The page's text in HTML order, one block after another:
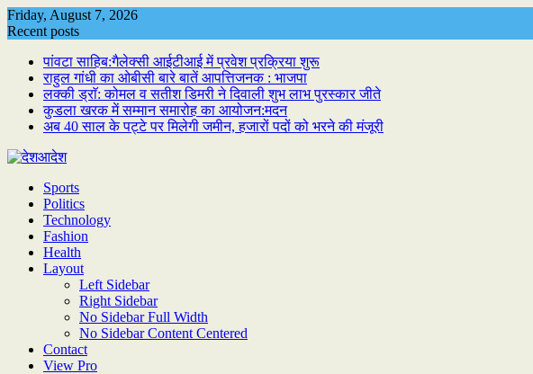
Skip
to
Friday, August 7, 2026
Recent posts
पांवटा साहिब:गैलेक्सी आईटीआई में प्रवेश प्रक्रिया शुरू
राहुल गांधी का ओबीसी बारे बातें आपत्तिजनक : भाजपा
लक्की ड्राॅ: कोमल व सतीश डिमरी ने दिवाली शुभ लाभ पुरस्कार जीते
कुडला खरक में सम्मान समारोह का आयोजन:मदन
अब 40 साल के पट्टे पर मिलेगी जमीन, हजारों पदों को भरने की मंजूरी
Sports
Politics
Technology
Fashion
Health
Layout
Left Sidebar
Right Sidebar
No Sidebar Full Width
No Sidebar Content Centered
Contact
View Pro